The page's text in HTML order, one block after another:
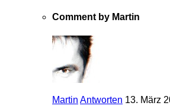
Comment by Martin
Martin Antworten 13. März